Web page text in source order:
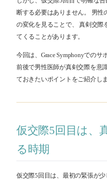
断する必要はありません。 男
の変化を見ることで、 真剣交際
てくることがあります。
今回は、Grace Symphonyでの
前後で男性医師が真剣交際を意
ておきたいポイントをご紹介しま
仮交際5回目は、
る時期
仮交際5回目は、最初の緊張が